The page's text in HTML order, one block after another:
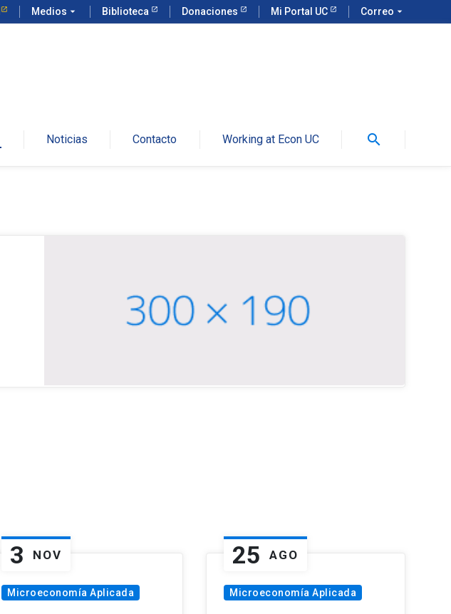
Medios arrow_drop_down Biblioteca Donaciones Mi Portal UC Correo arrow_drop_down
Noticias Contacto Working at Econ UC search
3 NOV
Microeconomía Aplicada
25 AGO
Microeconomía Aplicada